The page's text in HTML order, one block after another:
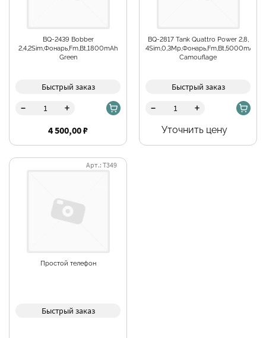
BQ-2439 Bobber
2,4,2Sim,Фонарь,Fm,Bt,1800mAh
Green
Быстрый заказ
- +
4 500,00 ₽
BQ-2817 Tank Quattro Power 2,8,
4Sim,0,3Mp,Фонарь,Fm,Bt,5000mAh
Camouflage
Быстрый заказ
- +
Уточнить цену
Простой телефон
Арт.: Т349
Быстрый заказ